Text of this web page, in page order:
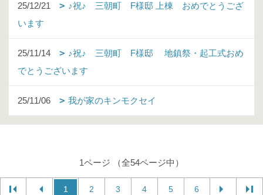
25/12/21
♪祝♪ 三朝町 F様邸 上棟 おめでとうござ
います
25/11/14
♪祝♪ 三朝町 F様邸 地鎮祭・起工式おめ
でとうございます
25/11/06 我が家のキンモクセイ
1ページ （全54ページ中）
1 2 3 4 5 6